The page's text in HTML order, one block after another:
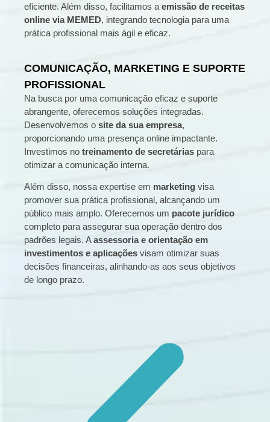
eficiente. Além disso, facilitamos a emissão de receitas
online via MEMED, integrando tecnologia para uma
prática profissional mais ágil e eficaz.
COMUNICAÇÃO, MARKETING E SUPORTE
PROFISSIONAL
Na busca por uma comunicação eficaz e suporte
abrangente, oferecemos soluções integradas.
Desenvolvemos o site da sua empresa,
proporcionando uma presença online impactante.
Investimos no treinamento de secretárias para
otimizar a comunicação interna.
Além disso, nossa expertise em marketing visa
promover sua prática profissional, alcançando um
público mais amplo. Oferecemos um pacote jurídico
completo para assegurar sua operação dentro dos
padrões legais. Aassessoria e orientação em
investimentos e aplicações visam otimizar suas
decisões financeiras, alinhando-as aos seus objetivos
de longo prazo.